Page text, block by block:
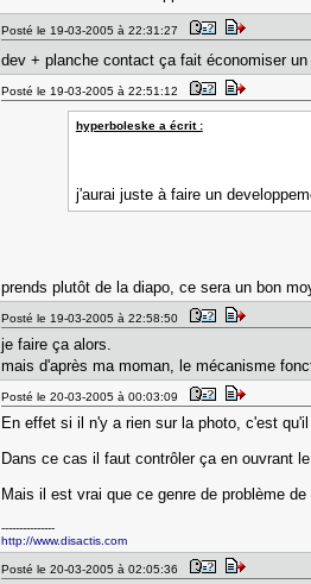
Posté le 19-03-2005 à 22:31:27
dev + planche contact ça fait économiser
Posté le 19-03-2005 à 22:51:12
hyperboleske a écrit :
j'aurai juste à faire un
prends plutôt de la diapo, ce sera un bon
Posté le 19-03-2005 à 22:58:50
je faire ça alors.
mais d'après ma moman, le mécanisme
Posté le 20-03-2005 à 00:03:09
En effet si il n'y a rien sur la photo, c'est
Dans ce cas il faut contrôler ça en ouvrant
Mais il est vrai que ce genre de problème
---------------
http://www.disactis.com
Posté le 20-03-2005 à 02:05:36